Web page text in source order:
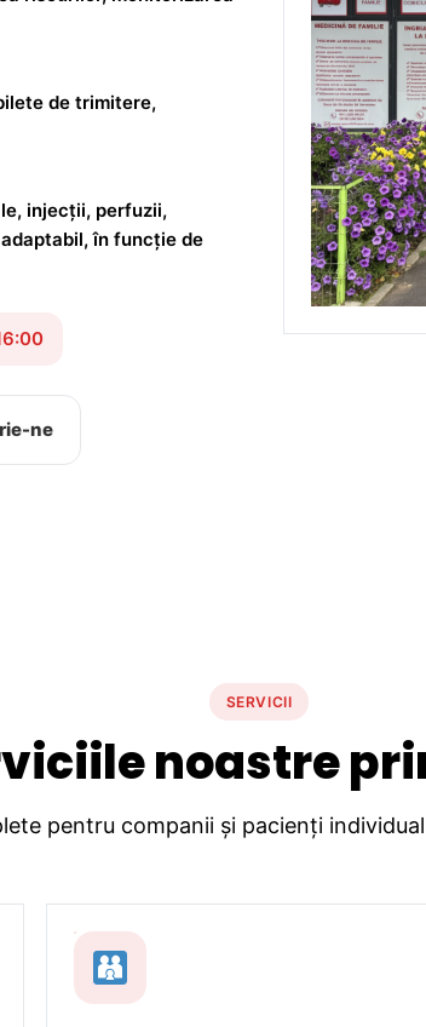
de trimitere,
injecții, perfuzii,
în funcție de
ne
SERVICII
noastre
pentru companii și pacienți